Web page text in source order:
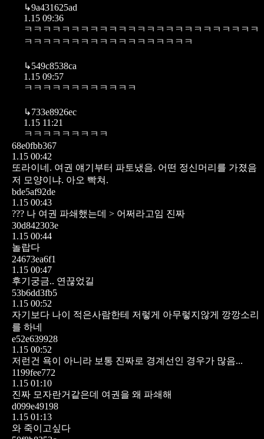
↳9a431625ad
1.15 09:36
ㅋㅋㅋㅋㅋㅋㅋㅋㅋㅋㅋㅋㅋㅋㅋㅋㅋㅋㅋㅋㅋㅋㅋㅋㅋ
ㅋㅋㅋㅋㅋㅋㅋㅋㅋㅋㅋㅋㅋㅋㅋㅋㅋㅋ
↳549c8538ca
1.15 09:57
ㅋㅋㅋㅋㅋㅋㅋㅋㅋㅋㅋㅋ
↳733e8926ec
1.15 11:21
ㅋㅋㅋㅋㅋㅋㅋㅋㅋ
68e0fbb367
1.15 00:42
또라이네. 여권 얘기부터 파토냈음. 어떤 정신머리를 가졌음
저 모양이냐. 아오 빡쳐.
bde5af92de
1.15 00:43
??? 나 여권 파쇄했는데 > 어쩌라고임 진짜
30d842303e
1.15 00:44
놀랍다
24673ea6f1
1.15 00:47
후기궁금.. 연끊었길
53b6dd3fb5
1.15 00:52
자기보다 나이 적은사람한테 저렇게 아무렇지않게 깡깡소리
를 하네
e52e639928
1.15 00:52
저런건 욕이 아니라 보통 진짜로 경계선인 경우가 많음...
1199fee772
1.15 01:10
진짜 모자란거같은데 여권을 왜 파쇄해
d099e49198
1.15 01:13
와 죽이고싶다